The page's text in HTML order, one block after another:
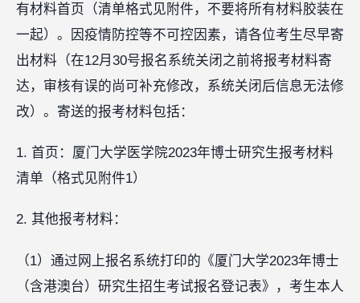
有材料首页（清单格式见附件，不要将所有材料胶装在
一起）。因疫情防控等不可控因素，请各位考生尽早寄
出材料（在12月30号报名系统关闭之前将报考材料寄
达，审核有误的尚可补充修改，系统关闭后信息无法修
改）。寄送的报考材料包括：
1. 首页：厦门大学医学院2023年博士研究生报考材料
清单（格式见附件1）
2. 其他报考材料：
（1）通过网上报名系统打印的《厦门大学2023年博士
（含港澳台）研究生招生考试报名登记表》，考生本人